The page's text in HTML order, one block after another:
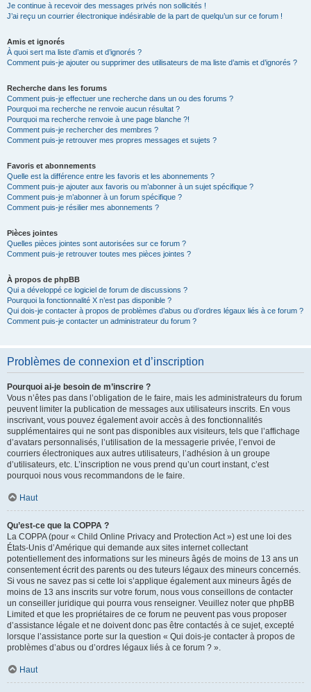
Je continue à recevoir des messages privés non sollicités !
J’ai reçu un courrier électronique indésirable de la part de quelqu’un sur ce forum !
Amis et ignorés
À quoi sert ma liste d’amis et d’ignorés ?
Comment puis-je ajouter ou supprimer des utilisateurs de ma liste d’amis et d’ignorés ?
Recherche dans les forums
Comment puis-je effectuer une recherche dans un ou des forums ?
Pourquoi ma recherche ne renvoie aucun résultat ?
Pourquoi ma recherche renvoie à une page blanche ?!
Comment puis-je rechercher des membres ?
Comment puis-je retrouver mes propres messages et sujets ?
Favoris et abonnements
Quelle est la différence entre les favoris et les abonnements ?
Comment puis-je ajouter aux favoris ou m’abonner à un sujet spécifique ?
Comment puis-je m’abonner à un forum spécifique ?
Comment puis-je résilier mes abonnements ?
Pièces jointes
Quelles pièces jointes sont autorisées sur ce forum ?
Comment puis-je retrouver toutes mes pièces jointes ?
À propos de phpBB
Qui a développé ce logiciel de forum de discussions ?
Pourquoi la fonctionnalité X n’est pas disponible ?
Qui dois-je contacter à propos de problèmes d’abus ou d’ordres légaux liés à ce forum ?
Comment puis-je contacter un administrateur du forum ?
Problèmes de connexion et d’inscription
Pourquoi ai-je besoin de m’inscrire ?
Vous n’êtes pas dans l’obligation de le faire, mais les administrateurs du forum
peuvent limiter la publication de messages aux utilisateurs inscrits. En vous
inscrivant, vous pouvez également avoir accès à des fonctionnalités
supplémentaires qui ne sont pas disponibles aux visiteurs, tels que l’affichage
d’avatars personnalisés, l’utilisation de la messagerie privée, l’envoi de
courriers électroniques aux autres utilisateurs, l’adhésion à un groupe
d’utilisateurs, etc. L’inscription ne vous prend qu’un court instant, c’est
pourquoi nous vous recommandons de le faire.
Haut
Qu’est-ce que la COPPA ?
La COPPA (pour « Child Online Privacy and Protection Act ») est une loi des
États-Unis d’Amérique qui demande aux sites internet collectant
potentiellement des informations sur les mineurs âgés de moins de 13 ans un
consentement écrit des parents ou des tuteurs légaux des mineurs concernés.
Si vous ne savez pas si cette loi s’applique également aux mineurs âgés de
moins de 13 ans inscrits sur votre forum, nous vous conseillons de contacter
un conseiller juridique qui pourra vous renseigner. Veuillez noter que phpBB
Limited et que les propriétaires de ce forum ne peuvent pas vous proposer
d’assistance légale et ne doivent donc pas être contactés à ce sujet, excepté
lorsque l’assistance porte sur la question « Qui dois-je contacter à propos de
problèmes d’abus ou d’ordres légaux liés à ce forum ? ».
Haut